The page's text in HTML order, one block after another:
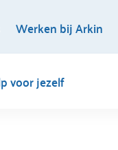
Werken bij Arkin
voor jezelf